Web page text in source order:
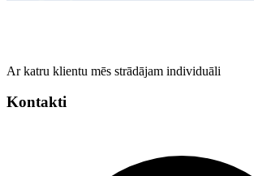
Ar katru klientu mēs strādājam individuāli
Kontakti